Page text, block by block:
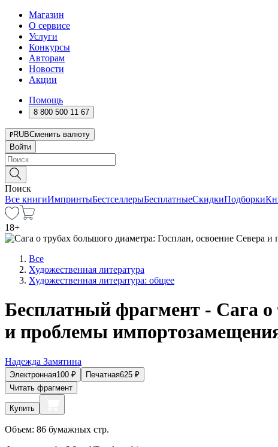
Магазин
О сервисе
Услуги
Конкурсы
Авторам
Новости
Акции
Помощь
8 800 500 11 67
RUBСменить валюту
Войти
Поиск
Все книгиИмпринтыБестселлерыБесплатныеСкидкиПодборки
18+
Все
Художественная литература
Художественная литература: общее
Бесплатный фрагмент - Сага о
и проблемы
Надежда Замятина
Электронная100 ₽ Печатная625 ₽
Читать фрагмент
Купить
Объем: 86 бумажных стр.